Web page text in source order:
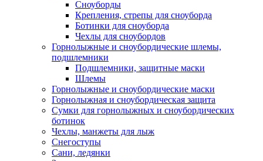
Сноуборды
Крепления, стрепы для сноуборда
Ботинки для сноуборда
Чехлы для сноубордов
Горнолыжные и сноубордические шлемы,
подшлемники
Подшлемники, защитные маски
Шлемы
Горнолыжные и сноубордические маски
Горнолыжная и сноубордическая защита
Сумки для горнолыжных и сноубордических
ботинок
Чехлы, манжеты для лыж
Снегоступы
Сани, ледянки